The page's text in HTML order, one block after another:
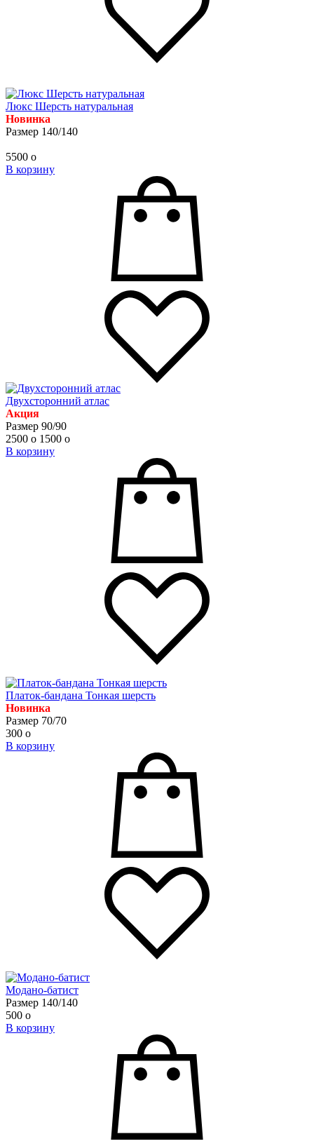
Люкс Шерсть натуральная
Новинка
Размер 140/140
5500 o
В корзину
Двухсторонний атлас
Акция
Размер 90/90
2500 o 1500 o
В корзину
Платок-бандана Тонкая шерсть
Новинка
Размер 70/70
300 o
В корзину
​Модано-батист
Размер 140/140
500 o
В корзину